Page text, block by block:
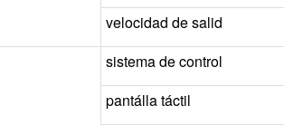
velocidad de salid
sistema de control
pantálla táctil